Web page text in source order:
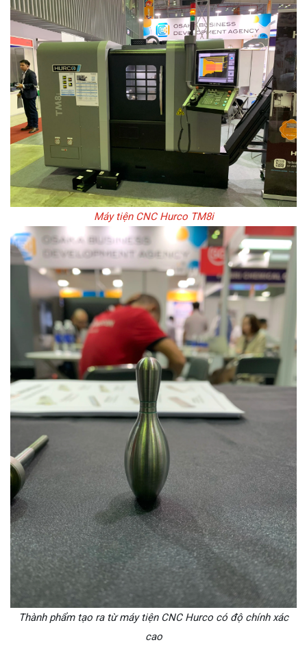
Máy tiện CNC Hurco TM8i
Thành phẩm tạo ra từ máy tiện CNC Hurco có độ chính xác
cao